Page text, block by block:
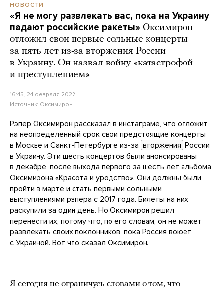
НОВОСТИ
«Я не могу развлекать вас, пока на Украину
падают российские ракеты» Оксимирон
отложил свои первые сольные концерты
за пять лет из-за вторжения России
в Украину. Он назвал войну «катастрофой
и преступлением»
16:45, 24 февраля 2022
Источник: Оксимирон
Рэпер Оксимирон рассказал в инстаграме, что отложит
на неопределенный срок свои предстоящие концерты
в Москве и Санкт-Петербурге из-за вторжения России
в Украину. Эти шесть концертов были анонсированы
в декабре, после выхода первого за шесть лет альбома
Оксимирона «Красота и уродство». Они должны были
пройти в марте и стать первыми сольными
выступлениями рэпера с 2017 года. Билеты на них
раскупили за один день. Но Оксимирон решил
перенести их, потому что, по его словам, он не может
развлекать своих поклонников, пока Россия воюет
с Украиной. Вот что сказал Оксимирон.
Я сегодня не ограничусь словами о том, что